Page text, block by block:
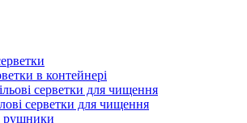
в контейнері
серветки для чищення
серветки для чищення
рушники